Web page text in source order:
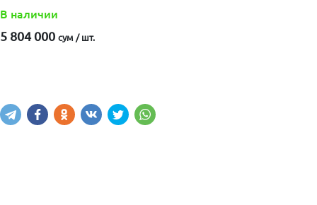
В наличии
5 804 000 сум / шт.